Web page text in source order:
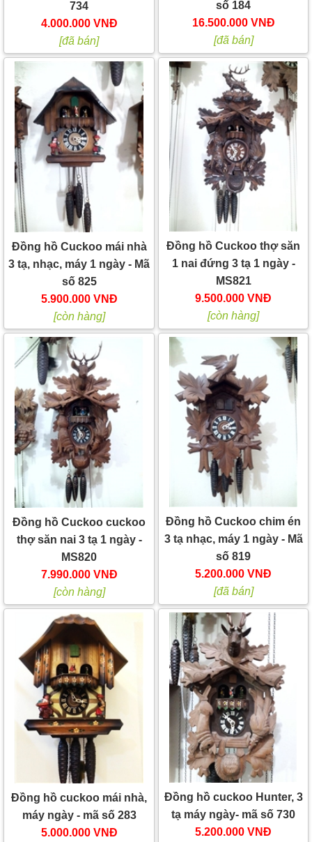
734
4.000.000 VNĐ
[đã bán]
số 184
16.500.000 VNĐ
[đã bán]
Đồng hồ Cuckoo mái nhà
3 tạ, nhạc, máy 1 ngày - Mã
số 825
5.900.000 VNĐ
[còn hàng]
Đồng hồ Cuckoo thợ săn
1 nai đứng 3 tạ 1 ngày -
MS821
9.500.000 VNĐ
[còn hàng]
Đồng hồ Cuckoo cuckoo
thợ săn nai 3 tạ 1 ngày -
MS820
7.990.000 VNĐ
[còn hàng]
Đồng hồ Cuckoo chim én
3 tạ nhạc, máy 1 ngày - Mã
số 819
5.200.000 VNĐ
[đã bán]
Đồng hồ cuckoo mái nhà,
máy ngày - mã số 283
5.000.000 VNĐ
Đồng hồ cuckoo Hunter, 3
tạ máy ngày- mã số 730
5.200.000 VNĐ